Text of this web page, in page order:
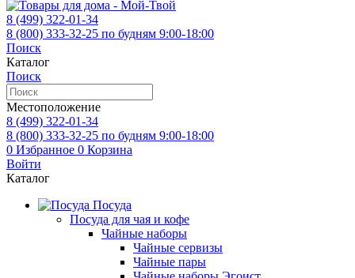
8 (499) 322-01-34
8 (800) 333-32-25 по будням 9:00-18:00
Поиск
Каталог
Поиск
Местоположение
8 (499) 322-01-34
8 (800) 333-32-25 по будням 9:00-18:00
0 Избранное 0 Корзина
Войти
Каталог
Посуда
Посуда для чая и кофе
Чайные наборы
Чайные сервизы
Чайные пары